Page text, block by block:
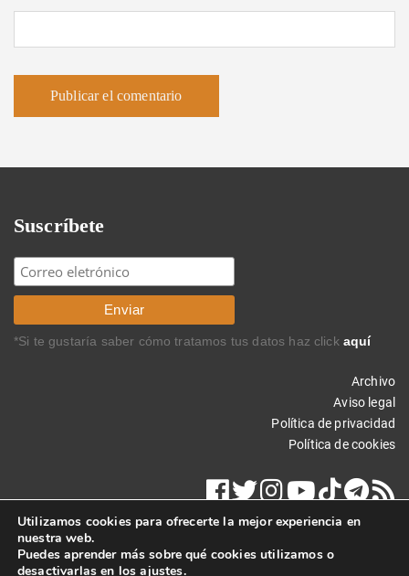
Suscríbete
*Si te gustaría saber cómo tratamos tus datos haz click aquí
Archivo
Aviso legal
Política de privacidad
Política de cookies
Utilizamos cookies para ofrecerte la mejor experiencia en
nuestra web.
Puedes aprender más sobre qué cookies utilizamos o
desactivarlas en losajustes.